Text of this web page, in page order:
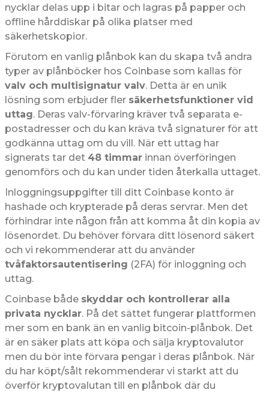
nycklar delas upp i bitar och lagras på papper och
offline hårddiskar på olika platser med
säkerhetskopior.
Förutom en vanlig plånbok kan du skapa två andra
typer av plånböcker hos Coinbase som kallas för
valv och multisignatur valv. Detta är en unik
lösning som erbjuder fler säkerhetsfunktioner vid
uttag. Deras valv-förvaring kräver två separata e-
postadresser och du kan kräva två signaturer för att
godkänna uttag om du vill. När ett uttag har
signerats tar det 48 timmar innan överföringen
genomförs och du kan under tiden återkalla uttaget.
Inloggningsuppgifter till ditt Coinbase konto är
hashade och krypterade på deras servrar. Men det
förhindrar inte någon från att komma åt din kopia av
lösenordet. Du behöver förvara ditt lösenord säkert
och vi rekommenderar att du använder
tvåfaktorsautentisering (2FA) för inloggning och
uttag.
Coinbase både skyddar och kontrollerar alla
privata nycklar. På det sättet fungerar plattformen
mer som en bank än en vanlig bitcoin-plånbok. Det
är en säker plats att köpa och sälja kryptovalutor
men du bör inte förvara pengar i deras plånbok. När
du har köpt/sålt rekommenderar vi starkt att du
överför kryptovalutan till en plånbok där du